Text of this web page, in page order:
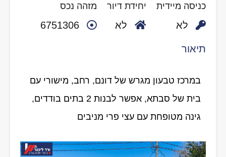
כניסה מיידית
לא
יחידת דיור
לא
מזהה נכס
6751306
תיאור
במרכז טבעון מגרש של דונם, רחב, מישורי עם
בית של סבתא, אפשר לבנות 2 בתים בודדים,
גינה מטופחת עם עצי פרי מניבים